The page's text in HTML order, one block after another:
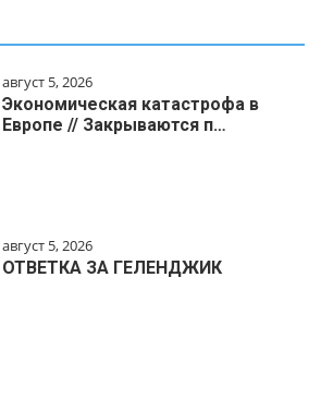
август 5, 2026
Экономическая катастрофа в
Европе // Закрываются п…
август 5, 2026
ОТВЕТКА ЗА ГЕЛЕНДЖИК